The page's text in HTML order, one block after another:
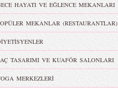
HAYATI VE EĞLENCE MEKANLARI
MEKANLAR (RESTAURANTLAR)
TASARIMI VE KUAFÖR SALONLARI
MERKEZLERİ